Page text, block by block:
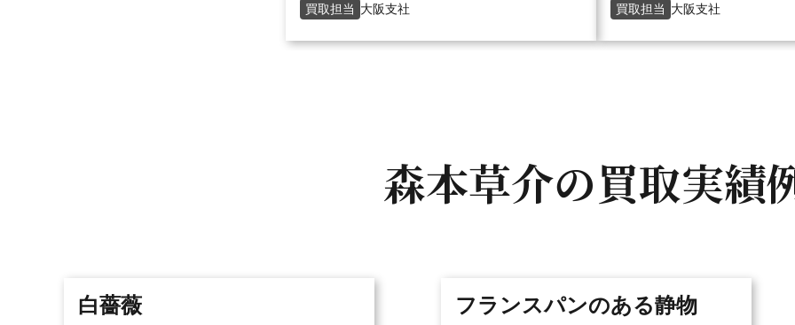
買取担当 大阪支社
買取担当 大阪支社
森本草介の買取実績
白薔薇 フランスパンのある静物